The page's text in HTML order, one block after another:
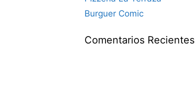
Burguer Comic
Comentarios Recientes